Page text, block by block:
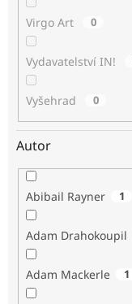
Virgo Art 0
Vydavatelství IN!
Vyšehrad 0
Autor
Abibail Rayner 1
Adam Drahokoupil
Adam Mackerle 1